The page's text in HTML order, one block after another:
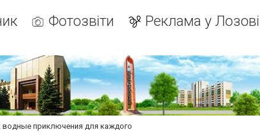
Фотозвіти Реклама у
водные приключения для каждого